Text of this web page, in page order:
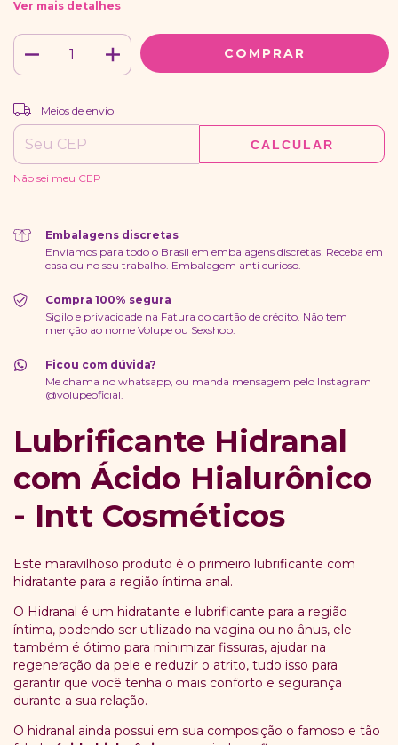
Ver mais detalhes
Entregas para o CEP:
Meios de envio
CALCULAR
Não sei meu CEP
Embalagens discretas
Enviamos para todo o Brasil em embalagens discretas! Receba em
casa ou no seu trabalho. Embalagem anti curioso.
Compra 100% segura
Sigilo e privacidade na Fatura do cartão de crédito. Não tem
menção ao nome Volupe ou Sexshop.
Ficou com dúvida?
Me chama no whatsapp, ou manda mensagem pelo Instagram
@volupeoficial.
Lubrificante Hidranal
com Ácido Hialurônico
- Intt Cosméticos
Este maravilhoso produto é o primeiro lubrificante com
hidratante para a região íntima anal.
O Hidranal é um hidratante e lubrificante para a região
íntima, podendo ser utilizado na vagina ou no ânus, ele
também é ótimo para minimizar fissuras, ajudar na
regeneração da pele e reduzir o atrito, tudo isso para
garantir que você tenha o mais conforto e segurança
durante a sua relação.
O hidranal ainda possui em sua composição o famoso e tão